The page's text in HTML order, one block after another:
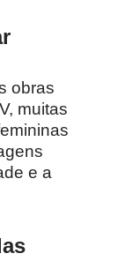
obras
muitas
e a